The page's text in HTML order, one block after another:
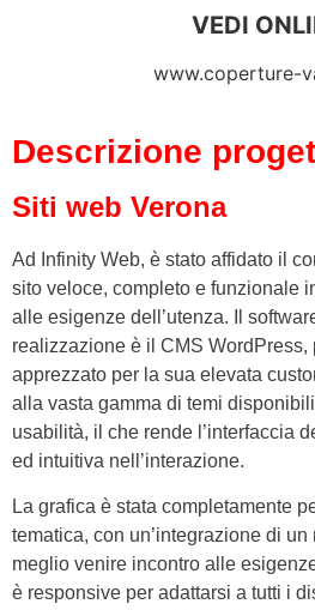
VEDI
www.coperture-
Descrizione
Siti web Verona
Ad Infinity Web, è stato affidato il
sito veloce, completo e funzionale
alle esigenze dell’utenza. Il
realizzazione è il CMS WordPress,
apprezzato per la sua elevata
alla vasta gamma di temi
usabilità, il che rende l’interfaccia
ed intuitiva nell’interazione.
La grafica è stata completamente
tematica, con un’integrazione di
meglio venire incontro alle
è responsive per adattarsi a tutti i